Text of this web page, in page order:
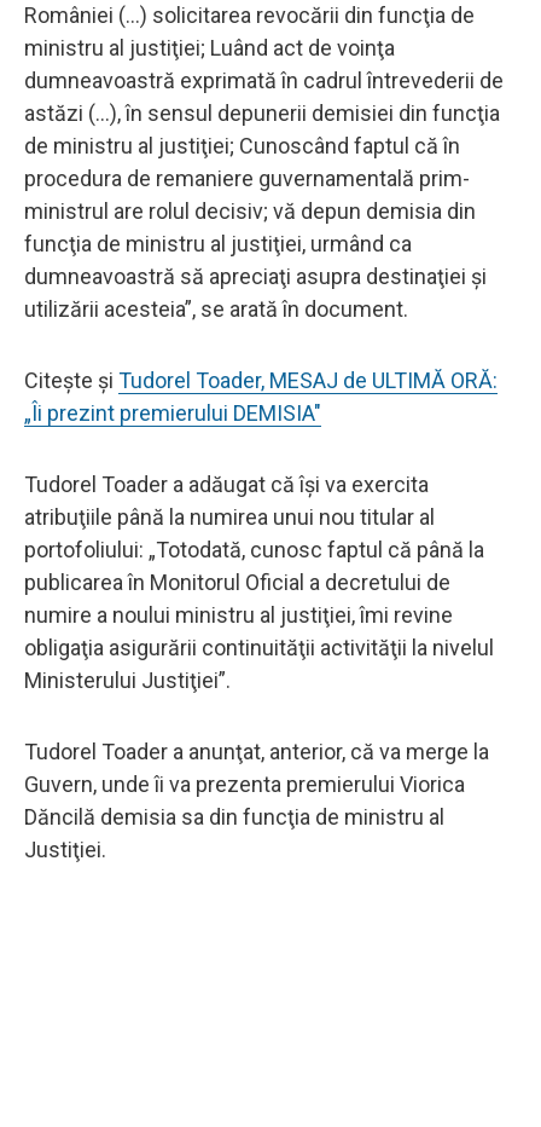
României (...) solicitarea revocării din funcţia de
ministru al justiţiei; Luând act de voinţa
dumneavoastră exprimată în cadrul întrevederii de
astăzi (...), în sensul depunerii demisiei din funcţia
de ministru al justiţiei; Cunoscând faptul că în
procedura de remaniere guvernamentală prim-
ministrul are rolul decisiv; vă depun demisia din
funcţia de ministru al justiţiei, urmând ca
dumneavoastră să apreciaţi asupra destinaţiei şi
utilizării acesteia”, se arată în document.
Citește și Tudorel Toader, MESAJ de ULTIMĂ ORĂ:
„Îi prezint premierului DEMISIA"
Tudorel Toader a adăugat că îşi va exercita
atribuţiile până la numirea unui nou titular al
portofoliului: „Totodată, cunosc faptul că până la
publicarea în Monitorul Oficial a decretului de
numire a noului ministru al justiţiei, îmi revine
obligaţia asigurării continuităţii activităţii la nivelul
Ministerului Justiţiei”.
Tudorel Toader a anunţat, anterior, că va merge la
Guvern, unde îi va prezenta premierului Viorica
Dăncilă demisia sa din funcţia de ministru al
Justiţiei.